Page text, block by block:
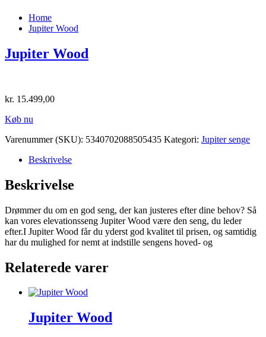
Home
Jupiter Wood
Jupiter Wood
kr. 15.499,00
Køb nu
Varenummer (SKU): 5340702088505435 Kategori: Jupiter senge
Beskrivelse
Beskrivelse
Drømmer du om en god seng, der kan justeres efter dine behov? Så
kan vores elevationsseng Jupiter Wood være den seng, du leder
efter.I Jupiter Wood får du yderst god kvalitet til prisen, og samtidig
har du mulighed for nemt at indstille sengens hoved- og
Relaterede varer
Jupiter Wood